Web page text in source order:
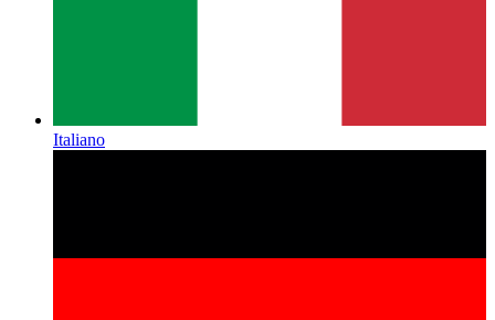
Italiano